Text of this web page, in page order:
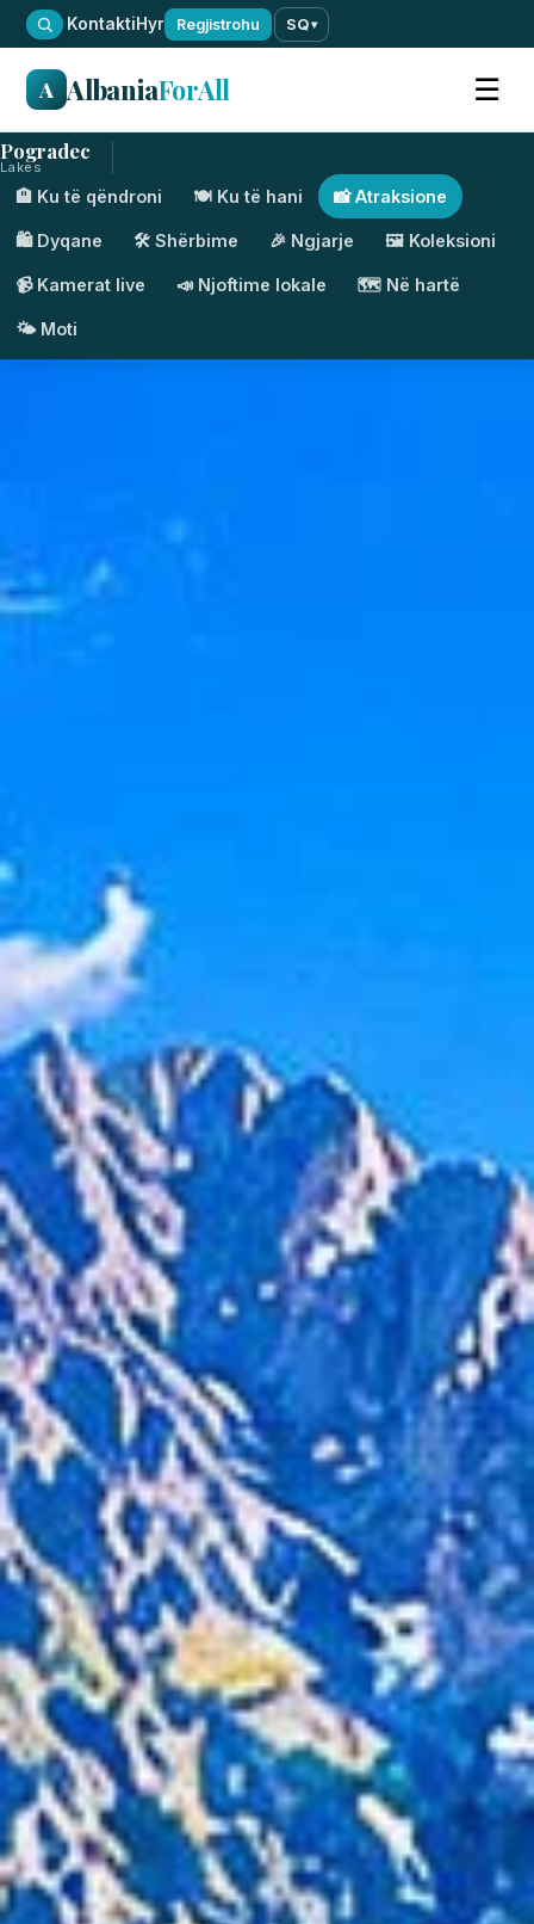
·KontaktiHyr Regjistrohu SQ▾
A AlbaniaForAll ☰
Pogradec
Lakes
🏨 Ku të qëndroni 🍽️ Ku të hani 📸 Atraksione
🛍️ Dyqane 🛠️ Shërbime 🎉 Ngjarje 🖼️ Koleksioni
📹 Kamerat live 📣 Njoftime lokale 🗺️ Në hartë
🌤️ Moti